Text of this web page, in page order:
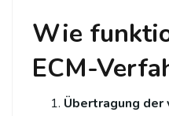
Wie
ECM-
Übertragung